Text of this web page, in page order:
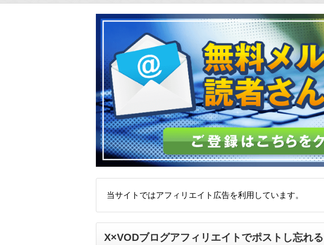
当サイトではアフィリエイト広告を利用しています。
X×VODブログアフィリエイトでポストし忘れる